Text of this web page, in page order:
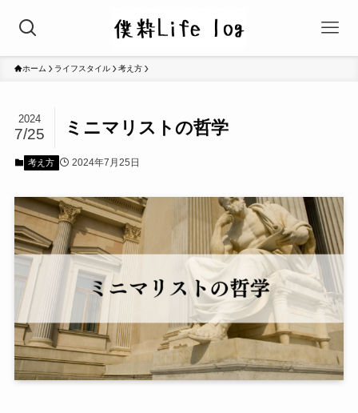
ホーム ライフスタイル 考え方
ミニマリストの哲学
2024
7/25
考え方 2024年7月25日